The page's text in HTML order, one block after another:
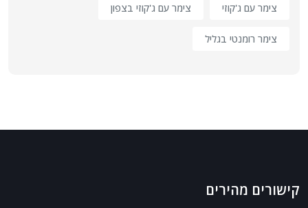
צימר עם ג'קוזי צימר עם ג'קוזי בצפון
צימר רומנטי בגליל
קישורים מהירים